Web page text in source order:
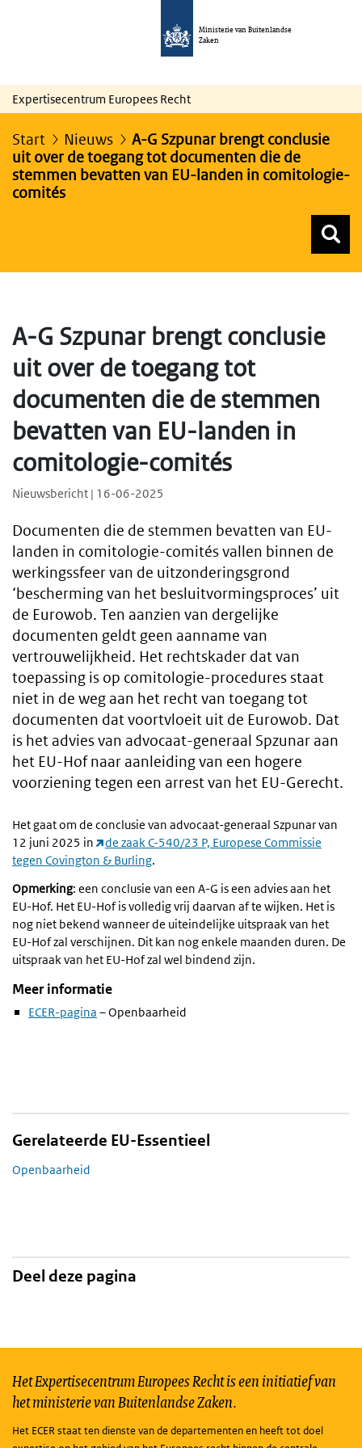
Ministerie van Buitenlandse
Zaken
Expertisecentrum Europees Recht
Start Nieuws
A-G Szpunar brengt conclusie
uit over de toegang tot documenten die de
stemmen bevatten van EU-landen in comitologie-
comités
A-G Szpunar brengt conclusie
uit over de toegang tot
documenten die de stemmen
bevatten van EU-landen in
comitologie-comités
Nieuwsbericht | 16-06-2025
Documenten die de stemmen bevatten van EU-
landen in comitologie-comités vallen binnen de
werkingssfeer van de uitzonderingsgrond
‘bescherming van het besluitvormingsproces’ uit
de Eurowob. Ten aanzien van dergelijke
documenten geldt geen aanname van
vertrouwelijkheid. Het rechtskader dat van
toepassing is op comitologie-procedures staat
niet in de weg aan het recht van toegang tot
documenten dat voortvloeit uit de Eurowob. Dat
is het advies van advocaat-generaal Spzunar aan
het EU-Hof naar aanleiding van een hogere
voorziening tegen een arrest van het EU-Gerecht.
Het gaat om de conclusie van advocaat-generaal Szpunar van
12 juni 2025 in
de zaak C-540/23 P, Europese Commissie
tegen Covington & Burling.
Opmerking: een conclusie van een A-G is een advies aan het
EU-Hof. Het EU-Hof is volledig vrij daarvan af te wijken. Het is
nog niet bekend wanneer de uiteindelijke uitspraak van het
EU-Hof zal verschijnen. Dit kan nog enkele maanden duren. De
uitspraak van het EU-Hof zal wel bindend zijn.
Meer informatie
ECER-pagina – Openbaarheid
Gerelateerde EU-Essentieel
Openbaarheid
Deel deze pagina
Het Expertisecentrum Europees Recht is een initiatief van
het ministerie van Buitenlandse Zaken.
Het ECER staat ten dienste van de departementen en heeft tot doel